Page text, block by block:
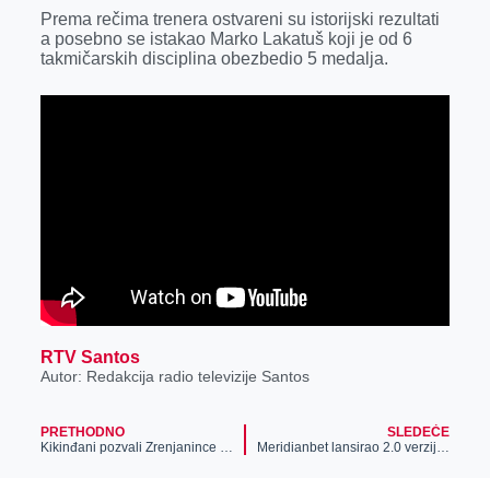
Prema rečima trenera ostvareni su istorijski rezultati
a posebno se istakao Marko Lakatuš koji je od 6
takmičarskih disciplina obezbedio 5 medalja.
RTV Santos
Autor: Redakcija radio televizije Santos
PRETHODNO
SLEDEĆE